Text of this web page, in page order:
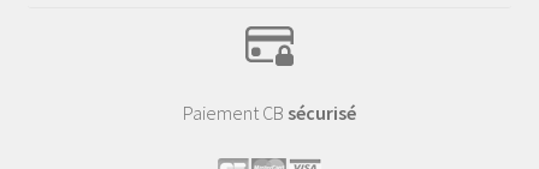
Paiement CB sécurisé